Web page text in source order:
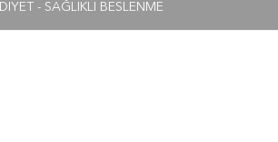
DİYET - SAĞLIKLI BESLENME